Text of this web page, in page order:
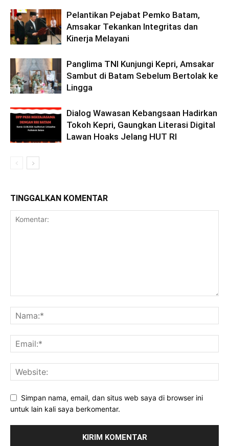
Pelantikan Pejabat Pemko Batam,
Amsakar Tekankan Integritas dan
Kinerja Melayani
Panglima TNI Kunjungi Kepri, Amsakar
Sambut di Batam Sebelum Bertolak ke
Lingga
Dialog Wawasan Kebangsaan Hadirkan
Tokoh Kepri, Gaungkan Literasi Digital
Lawan Hoaks Jelang HUT RI
TINGGALKAN KOMENTAR
Simpan nama, email, dan situs web saya di browser ini
untuk lain kali saya berkomentar.